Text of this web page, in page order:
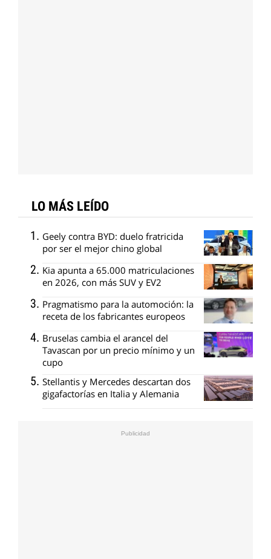
LO MÁS LEÍDO
Geely contra BYD: duelo fratricida
por ser el mejor chino global
Kia apunta a 65.000 matriculaciones
en 2026, con más SUV y EV2
Pragmatismo para la automoción: la
receta de los fabricantes europeos
Bruselas cambia el arancel del
Tavascan por un precio mínimo y un
cupo
Stellantis y Mercedes descartan dos
gigafactorías en Italia y Alemania